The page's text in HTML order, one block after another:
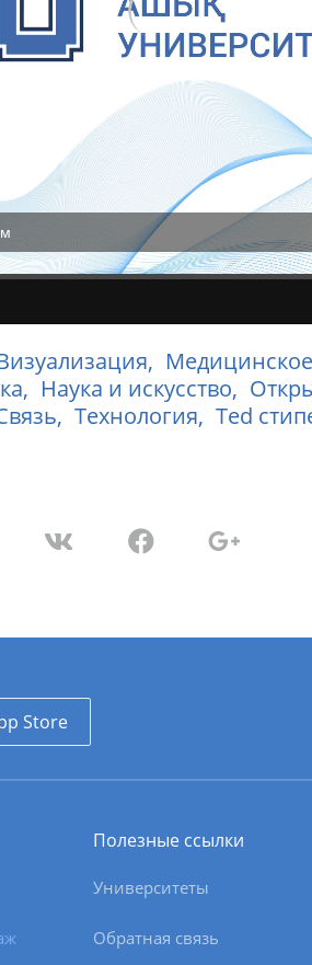
Наука и искусство,
Технология, Ted
Store
Полезные ссылки
Университеты
Обратная связь